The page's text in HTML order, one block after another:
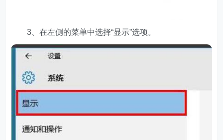
3、在左侧的菜单中选择“显示”选项。